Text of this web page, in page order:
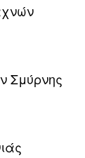
Σμύρνης